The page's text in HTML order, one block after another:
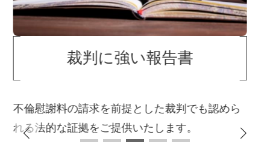
良心的な格安料金
事務所代や広告費など経営経費を削減している
ため格安料金での調査が可能です。